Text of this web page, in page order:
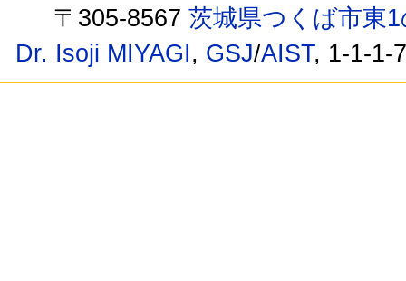
〒305-8567茨城県つくば市東
Dr. Isoji MIYAGI, GSJ/AIST, 1-1-1-